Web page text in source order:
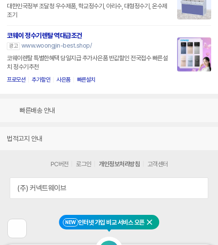
NEW 인터넷 가입 비교 서비스 오픈 닫기
대한민국정부 조달청 우수제품, 학교정수기, 아리수, 대형정수기, 온수제
조기
코웨이 정수기렌탈 역대급조건
광고 www.woongjin-best.shop/
코웨이렌탈 특별한혜택 당일지급 추가사은품 반값할인 전국접수 빠른설
치 정수기추천
프로모션 추가할인 사은품 빠른설치
빠른배송 안내
법적고지 안내
전
PC버전 로그인 개인정보처리방침 고객센터
(주) 커넥트웨이브